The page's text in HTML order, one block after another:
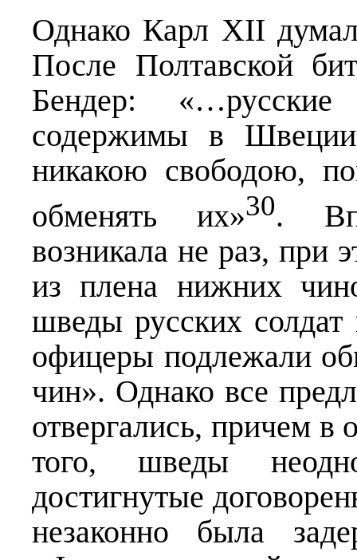
Однако Карл XII
После Полтавской
Бендер:
содержимы в Швеции
никакою свободою,
обменять их»30.
возникала не раз, при
из плена нижних
шведы русских
офицеры подлежали
чин». Однако все
отвергались, причем в
того, шведы
достигнутые
незаконно была